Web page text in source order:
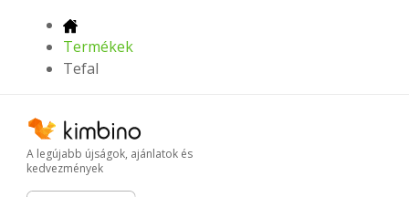
Termékek
Tefal
A legújabb újságok, ajánlatok és
kedvezmények